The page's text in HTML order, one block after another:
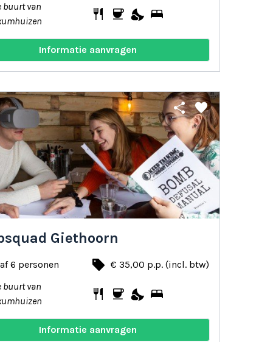
buurt van
restaurant coffee nights_stay bed
Informatie aanvragen
share favorite
Giethoorn
6 personen local_offer € 35,00 p.p. (incl. btw)
buurt van
restaurant coffee nights_stay bed
Informatie aanvragen